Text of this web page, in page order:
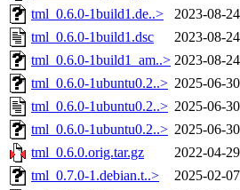
tml_0.6.0-1build1.de..>
2023-08-
tml_0.6.0-1build1.dsc
2023-08-
tml_0.6.0-1build1_am..> 2023-08-
tml_0.6.0-1ubuntu0.2..> 2025-06-
tml_0.6.0-1ubuntu0.2..> 2025-06-
tml_0.6.0-1ubuntu0.2..> 2025-06-
tml_0.6.0.orig.tar.gz
2022-04-
tml_0.7.0-1.debian.t..>
2025-02-